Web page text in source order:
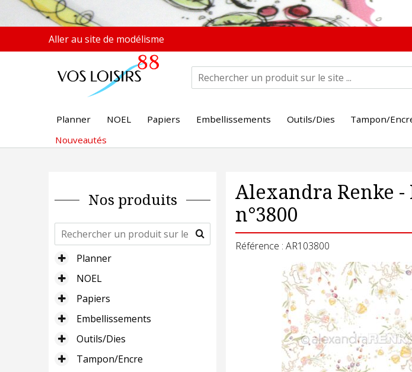
Aller au site de modélisme
Planner NOEL Papiers Embellissements Outils/Dies Tampon/
Nouveautés
Nos produits
Planner
NOEL
Papiers
Embellissements
Outils/Dies
Tampon/Encre
Alexandra Renke -
n°3800
Référence : AR103800